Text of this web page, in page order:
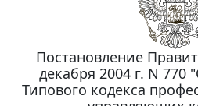
Постановление
декабря 2004 г. N 770
Типового кодекса